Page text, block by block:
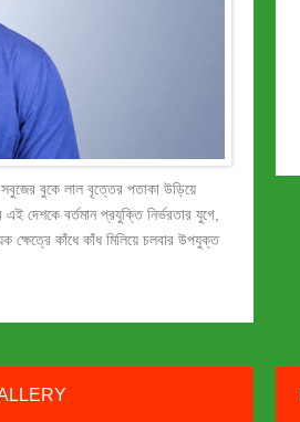
সবুজের বুকে লাল বৃত্তের পতাকা উড়িয়ে
দেশকে বর্তমান প্রযুক্তি নির্ভরতার যুগে,
ক্ষেত্রে কাঁধে কাঁধ মিলিয়ে চলবার উপযুক্ত